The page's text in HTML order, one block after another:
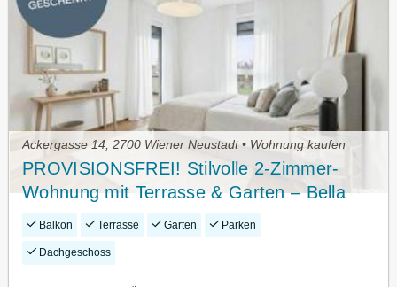
Ackergasse 14, 2700 Wiener Neustadt • Wohnung kaufen
PROVISIONSFREI! Stilvolle 2-Zimmer-
Wohnung mit Terrasse & Garten – Bella
Vita genießen
Balkon Terrasse Garten Parken
Dachgeschoss